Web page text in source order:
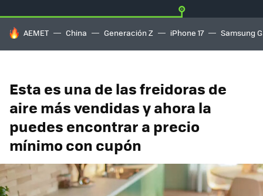
HOY SE HABLA DE
AEMET China Generación Z iPhone 17 Samsung
Esta es una de las freidoras de
aire más vendidas y ahora la
puedes encontrar a precio
mínimo con cupón